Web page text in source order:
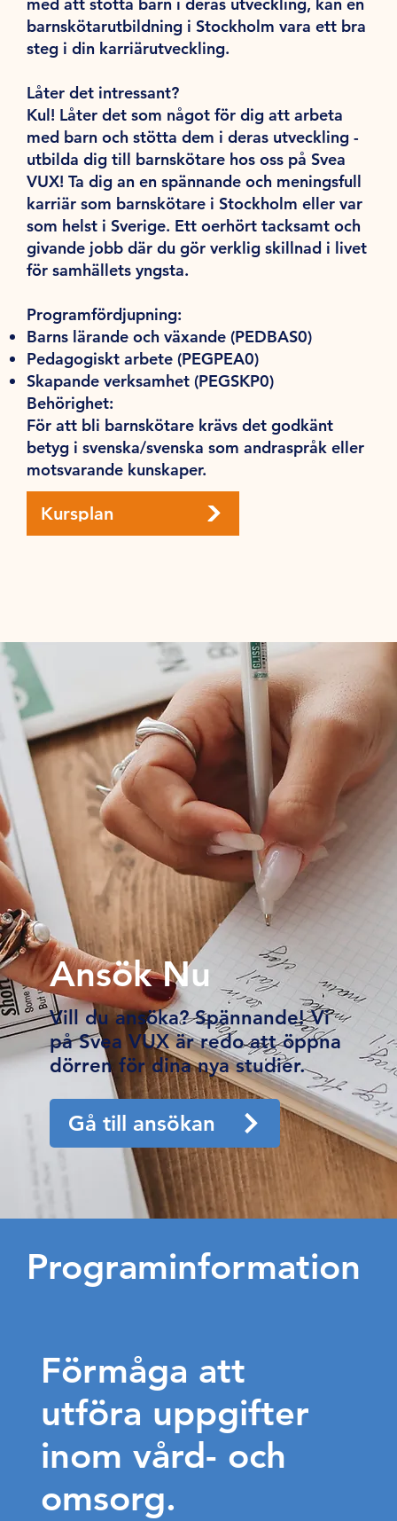
barnskötarutbildning i Stockholm vara ett bra
steg i din karriärutveckling.
Låter det intressant?
Kul! Låter det som något för dig att arbeta
med barn och stötta dem i deras utveckling -
utbilda dig till barnskötare hos oss på Svea
VUX! Ta dig an en spännande och meningsfull
karriär som barnskötare i Stockholm eller var
som helst i Sverige. Ett oerhört tacksamt och
givande jobb där du gör verklig skillnad i livet
för samhällets yngsta.
Programfördjupning:
Barns lärande och växande (PEDBAS0)
Pedagogiskt arbete (PEGPEA0)
Skapande verksamhet (PEGSKP0)
Behörighet:
För att bli barnskötare krävs det godkänt
betyg i svenska/svenska som andraspråk eller
motsvarande kunskaper.
Kursplan
Ansök Nu
Vill du ansöka? Spännande! Vi
på Svea VUX är redo att öppna
dörren för dina nya studier.
Gå till ansökan
Programinformation
Förmåga att
utföra uppgifter
inom vård- och
omsorg.